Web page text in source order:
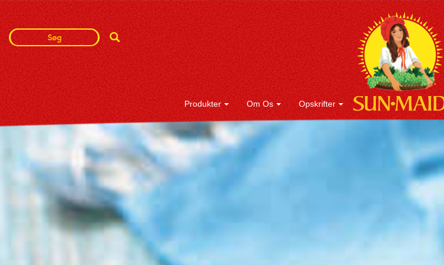
Search
Term
Search
Produkter Om Os Opskrifter